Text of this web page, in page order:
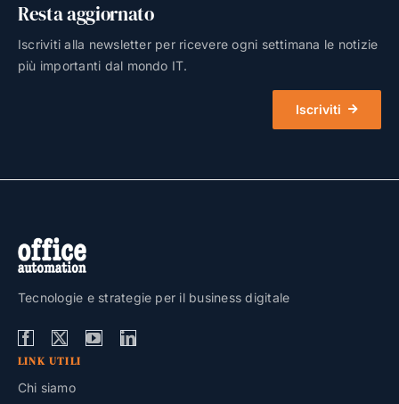
Resta aggiornato
Iscriviti alla newsletter per ricevere ogni settimana le notizie
più importanti dal mondo IT.
Iscriviti
Tecnologie e strategie per il business digitale
LINK UTILI
Chi siamo